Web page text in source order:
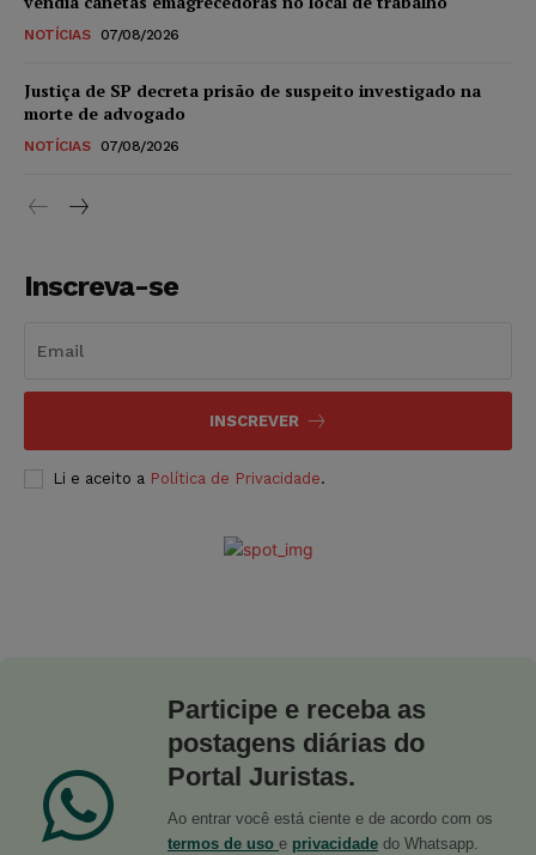
NOTÍCIAS 07/08/2026
Justiça de SP decreta prisão de suspeito investigado na
morte de advogado
NOTÍCIAS 07/08/2026
Inscreva-se
INSCREVER
Li e aceito a Política de Privacidade.
Participe e receba as
postagens diárias do
Portal Juristas.
Ao entrar você está ciente e de acordo com os
termos de uso e privacidade do Whatsapp.